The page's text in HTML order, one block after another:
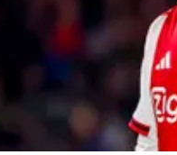
ce genre de sous-entendu
Répondre
05 juillet 2024 à 21:51 +0
Foot 01 écrit "l'ancien
condamné pour «
après avoir relayé une